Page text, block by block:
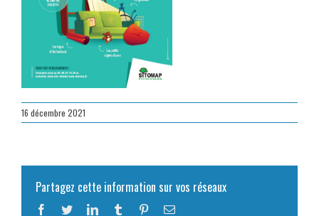
16 décembre 2021
Partagez cette information sur vos réseaux
Facebook
TwitterLinkedInTumblr PinterestEmail